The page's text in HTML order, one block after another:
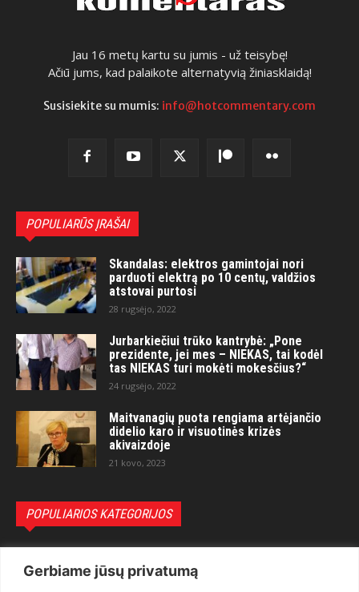
Gerbiame jūsų privatumą
Jau 16 metų kartu su jumis - už teisybę!
Ačiū jums, kad palaikote alternatyvią žiniasklaidą!
Susisiekite su mumis: info@hotcommentary.com
POPULIARŪS ĮRAŠAI
Skandalas: elektros gamintojai nori
parduoti elektrą po 10 centų, valdžios
atstovai purtosi
28 rugsėjo, 2022
Jurbarkiečiui trūko kantrybė: „Pone
prezidente, jei mes – NIEKAS, tai kodėl
tas NIEKAS turi mokėti mokesčius?“
24 rugsėjo, 2022
Maitvanagių puota rengiama artėjančio
didelio karo ir visuotinės krizės
akivaizdoje
21 kovo, 2023
POPULIARIOS KATEGORIJOS